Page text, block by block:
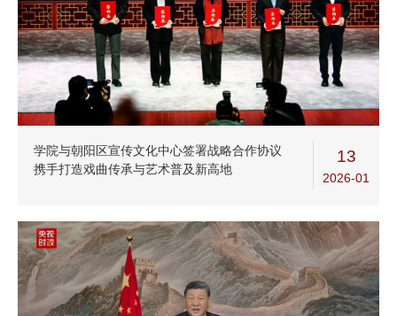
学院与朝阳区宣传文化中心签署战略合作协议
携手打造戏曲传承与艺术普及新高地
13
2026-01